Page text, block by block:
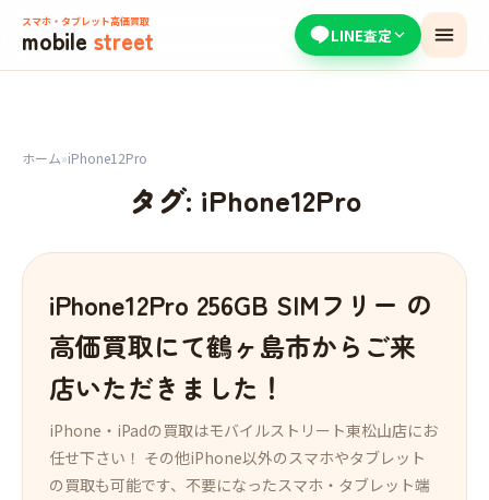
スマホ・タブレット高価買取
mobile street LINE査定
ホーム»iPhone12Pro
タグ: iPhone12Pro
iPhone12Pro 256GB SIMフリー の
高価買取にて鶴ヶ島市からご来
店いただきました！
iPhone・iPadの買取はモバイルストリート東松山店にお
任せ下さい！ その他iPhone以外のスマホやタブレット
の買取も可能です、不要になったスマホ・タブレット端